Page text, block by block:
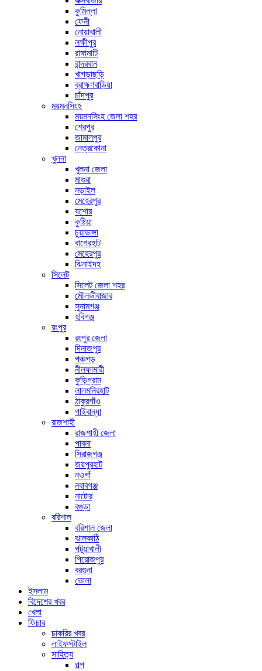
কুমিল্লা
ফেনী
নোয়াখালী
লক্ষীপুর
রাঙ্গামাটি
বান্দরবান
খাগড়াছড়ি
ব্রাহ্মণবাড়িয়া
চাঁদপুর
ময়মনসিংহ
ময়মনসিংহ জেলা শহর
শেরপুর
জামালপুর
নেত্রকোনা
খুলনা
খুলনা জেলা
মাগুরা
নড়াইল
মেহেরপুর
যশোর
কুষ্টিয়া
চুয়াডাঙ্গা
বাগেরহাট
মেহেরপুর
ঝিনাইদহ
সিলেট
সিলেট জেলা শহর
মৌলভীবাজার
সুনামগঞ্জ
হবিগঞ্জ
রংপুর
রংপুর জেলা
দিনাজপুর
পঞ্চগড়
নীলফামারী
কুড়িগ্রাম
লালমনিরহাট
ঠাকুরগাঁও
গাইবান্ধা
রাজশাহী
রাজশাহী জেলা
পাবনা
সিরাজগঞ্জ
জয়পুরহাট
নওগাঁ
নবাবগঞ্জ
নাটোর
বগুড়া
বরিশাল
বরিশাল জেলা
ঝালকাঠি
পটুয়াখালী
পিরোজপুর
বরগুনা
ভোলা
ইসলাম
বিদেশের খবর
খেলা
ফিচার
চাকরির খবর
লাইফস্টাইল
সাহিত্য
গল্প